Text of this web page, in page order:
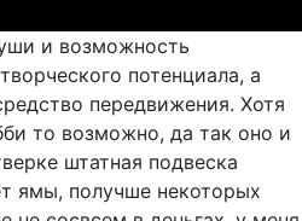
и возможность
потенциала, а
передвижения. Хотя
то возможно, да так оно и
штатная подвеска
ямы, получше некоторых